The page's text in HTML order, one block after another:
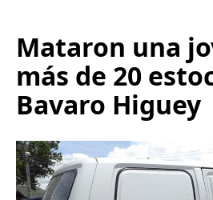
Mataron una
más de 20
Bavaro Higuey